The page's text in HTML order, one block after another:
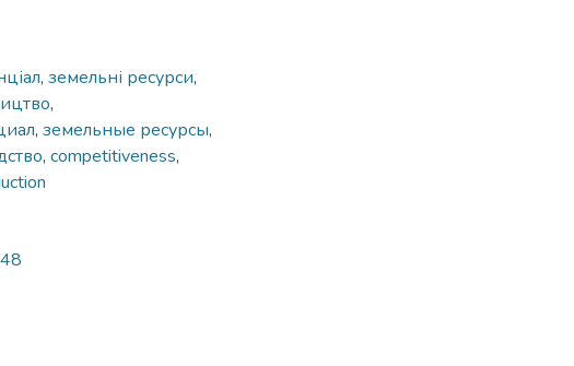
, земельні ресурси,
,
, земельные ресурсы,
, competitiveness,